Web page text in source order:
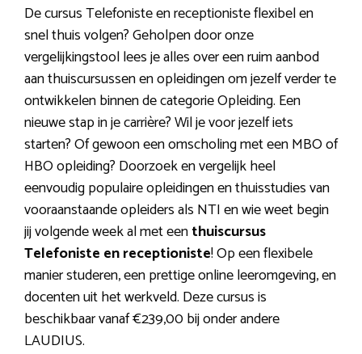
De cursus Telefoniste en receptioniste flexibel en
snel thuis volgen? Geholpen door onze
vergelijkingstool lees je alles over een ruim aanbod
aan thuiscursussen en opleidingen om jezelf verder te
ontwikkelen binnen de categorie Opleiding. Een
nieuwe stap in je carrière? Wil je voor jezelf iets
starten? Of gewoon een omscholing met een MBO of
HBO opleiding? Doorzoek en vergelijk heel
eenvoudig populaire opleidingen en thuisstudies van
vooraanstaande opleiders als NTI en wie weet begin
jij volgende week al met eenthuiscursus
Telefoniste en receptioniste! Op een flexibele
manier studeren, een prettige online leeromgeving, en
docenten uit het werkveld. Deze cursus is
beschikbaar vanaf €239,00 bij onder andere
LAUDIUS.